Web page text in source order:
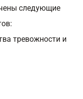
следующие
тревожности и